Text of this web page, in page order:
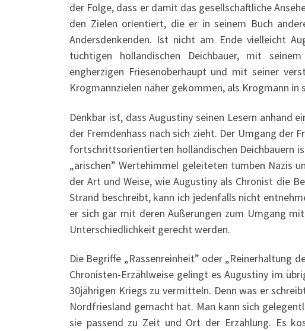
der Folge, dass er damit das gesellschaftliche
den Zielen orientiert, die er in seinem Buch
Andersdenkenden. Ist nicht am Ende vielleicht
tüchtigen holländischen Deichbauer, mit
engherzigen Friesenoberhaupt und mit seiner
Krogmannzielen näher gekommen, als Krogmann in
Denkbar ist, dass Augustiny seinen Lesern anhand
der Fremdenhass nach sich zieht. Der Umgang der
fortschrittsorientierten holländischen Deichbauern
„arischen” Wertehimmel geleiteten tumben Nazis
der Art und Weise, wie Augustiny als Chronist die
Strand beschreibt, kann ich jedenfalls nicht
er sich gar mit deren Äußerungen zum Umgang
Unterschiedlichkeit gerecht werden.
Die Begriffe „Rassenreinheit” oder „Reinerhaltung
Chronisten-Erzählweise gelingt es Augustiny im
30jährigen Kriegs zu vermitteln. Denn was er
Nordfriesland gemacht hat. Man kann sich
sie passend zu Zeit und Ort der Erzählung. Es